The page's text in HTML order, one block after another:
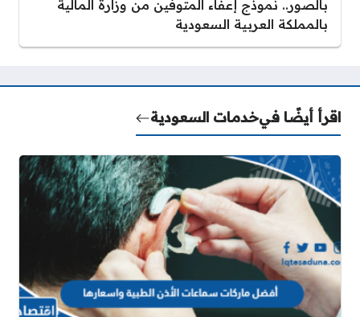
بالصور.. نموذج إعفاء المتوفين من وزارة المالية
بالمملكة العربية السعودية
اقرأ أيضًا فيخدمات السعودية